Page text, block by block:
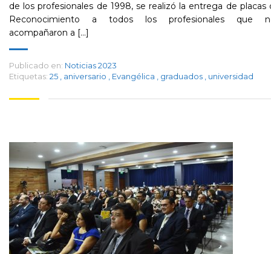
de los profesionales de 1998, se realizó la entrega de placas
Reconocimiento a todos los profesionales que
acompañaron a [...]
Publicado en: Noticias 2023
Etiquetas: 25 aniversario Evangélica graduados universidad